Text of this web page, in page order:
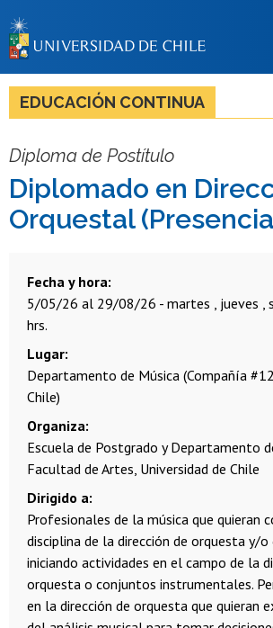
BIBLIOTECAS
LA UNIVERSIDAD
Estudiantes
Académicas/os
EDUCACIÓN CONTINUA
Diploma de Postítulo
Diplomado en
Orquestal
Fecha y hora
5/05/26 al 29/08/26 - martes , jueves ,
hrs.
Lugar
Departamento de Música (Compañía
Chile)
Organiza
Escuela de Postgrado y Departamento
Facultad de Artes, Universidad de Chile
Dirigido a
Profesionales de la música que quieran
disciplina de la dirección de orquesta y/o
iniciando actividades en el campo de la
orquesta o conjuntos instrumentales.
en la dirección de orquesta que quieran